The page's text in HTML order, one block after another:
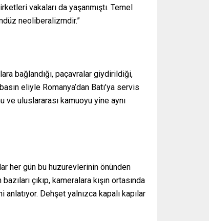
vakaları da yaşanmıştı. Temel
neoliberalizmdir.”
bağlandığı, paçavralar giydirildiği,
eliyle Romanya’dan Batı’ya servis
uluslararası kamuoyu yine aynı
her gün bu huzurevlerinin önünden
çıkıp, kameralara kışın ortasında
Dehşet yalnızca kapalı kapılar